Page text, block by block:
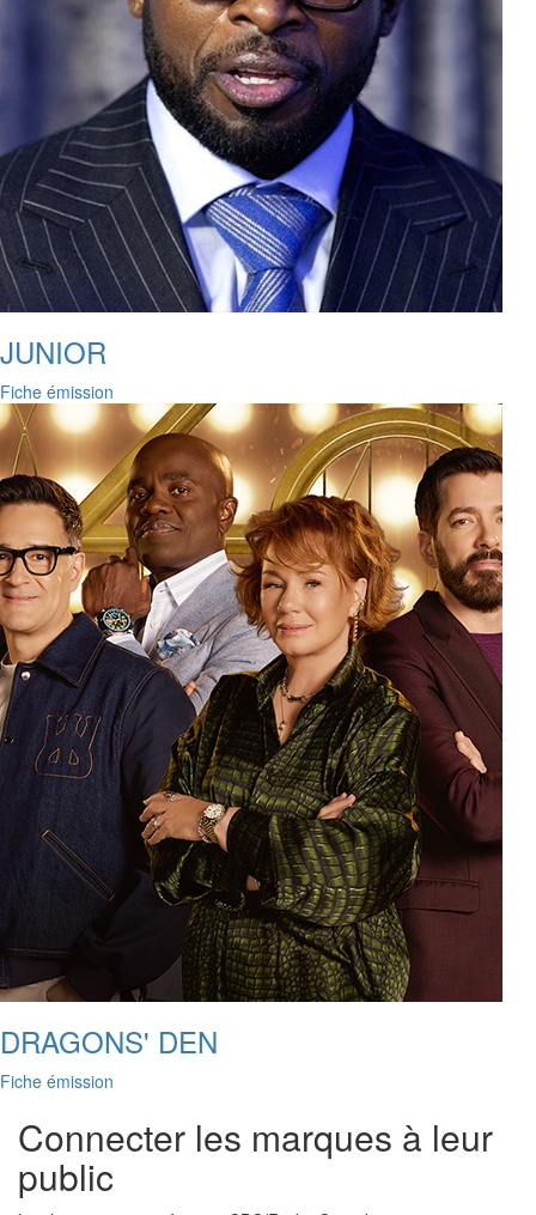
JUNIOR
Fiche émission
DRAGONS' DEN
Fiche émission
Connecter les marques à leur
public